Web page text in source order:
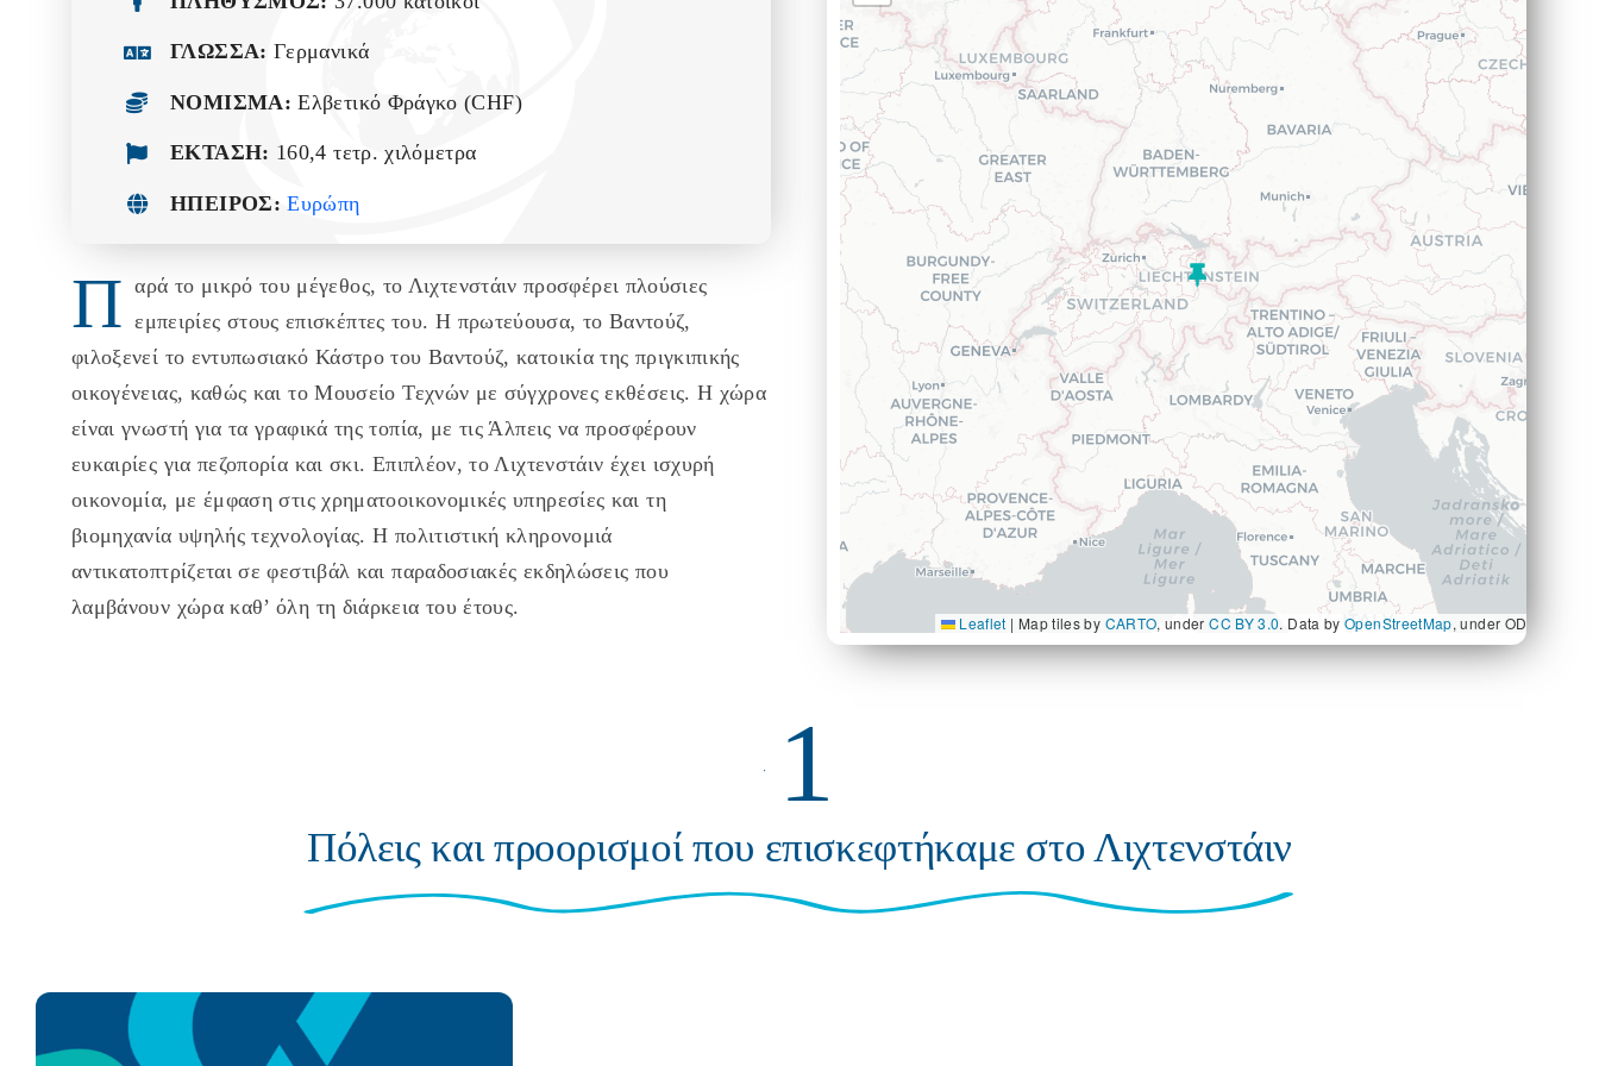
ΓΛΩΣΣΑ: Γερμανικά
ΝΟΜΙΣΜΑ: Ελβετικό Φράγκο (CHF)
ΕΚΤΑΣΗ: 160,4 τετρ. χιλόμετρα
ΗΠΕΙΡΟΣ: Ευρώπη
Leaflet | Map tiles by CARTO, underCC BY 3.0. Data byOpenStreetMap, under ODbL.
Π αρά το μικρό του μέγεθος, το Λιχτενστάιν προσφέρει πλούσιες
εμπειρίες στους επισκέπτες του. Η πρωτεύουσα, το Βαντούζ,
φιλοξενεί το εντυπωσιακό Κάστρο του Βαντούζ, κατοικία της πριγκιπικής
οικογένειας, καθώς και το Μουσείο Τεχνών με σύγχρονες εκθέσεις. Η χώρα
είναι γνωστή για τα γραφικά της τοπία, με τις Άλπεις να προσφέρουν
ευκαιρίες για πεζοπορία και σκι. Επιπλέον, το Λιχτενστάιν έχει ισχυρή
οικονομία, με έμφαση στις χρηματοοικονομικές υπηρεσίες και τη
βιομηχανία υψηλής τεχνολογίας. Η πολιτιστική κληρονομιά
αντικατοπτρίζεται σε φεστιβάλ και παραδοσιακές εκδηλώσεις που
λαμβάνουν χώρα καθ’ όλη τη διάρκεια του έτους.
1
Πόλεις και προορισμοί που επισκεφτήκαμε στο Λιχτενστάιν